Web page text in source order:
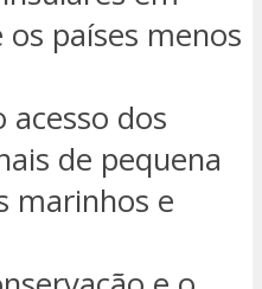
países menos
acesso dos
de pequena
marinhos e